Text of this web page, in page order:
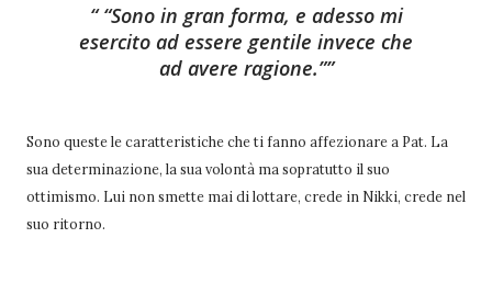
“Sono in gran forma, e adesso mi
esercito ad essere gentile invece che
ad avere ragione.”
Sono queste le caratteristiche che ti fanno affezionare a Pat. La
sua determinazione, la sua volontà ma sopratutto il suo
ottimismo. Lui non smette mai di lottare, crede in Nikki, crede nel
suo ritorno.